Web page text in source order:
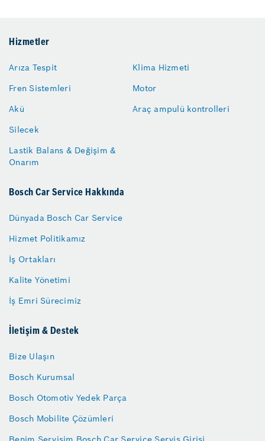
Hizmetler
Arıza Tespit
Fren Sistemleri
Akü
Silecek
Lastik Balans & Değişim &
Onarım
Klima Hizmeti
Motor
Araç ampulü kontrolleri
Bosch Car Service Hakkında
Dünyada Bosch Car Service
Hizmet Politikamız
İş Ortakları
Kalite Yönetimi
İş Emri Sürecimiz
İletişim & Destek
Bize Ulaşın
Bosch Kurumsal
Bosch Otomotiv Yedek Parça
Bosch Mobilite Çözümleri